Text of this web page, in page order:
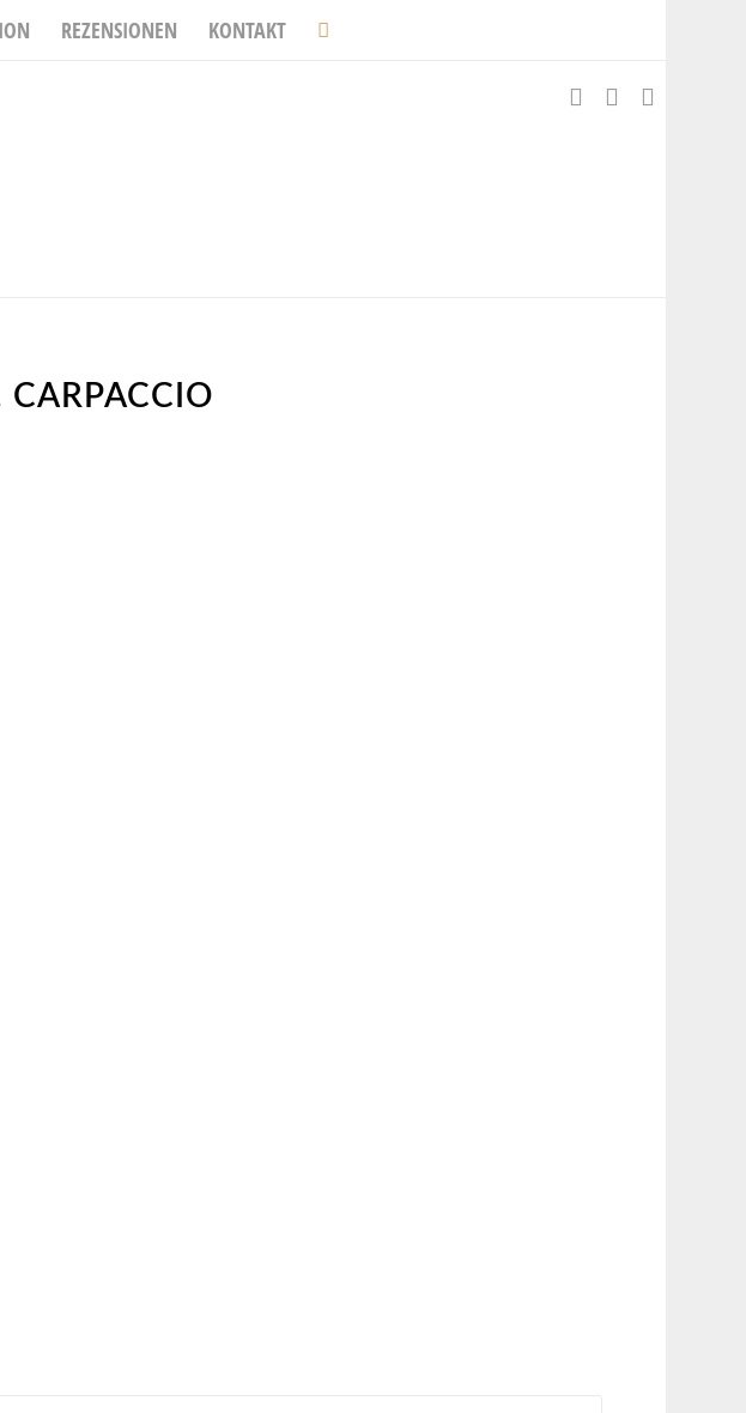
REZENSIONEN KONTAKT
CARPACCIO